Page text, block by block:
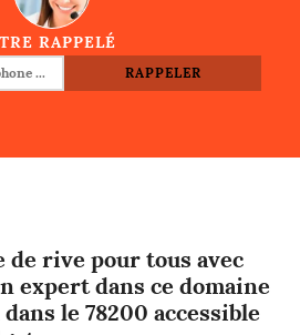
RAPPELÉ
de rive pour tous avec
expert dans ce domaine
le 78200 accessible